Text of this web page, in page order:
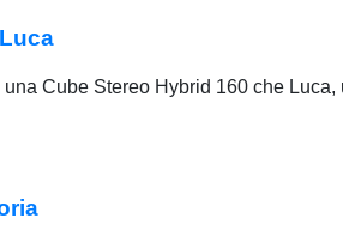
Cube Stereo Hybrid 160 che